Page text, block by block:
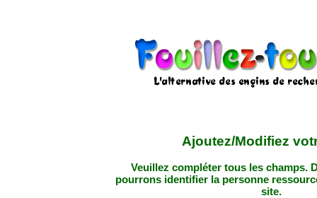
Ajoutez/Modifiez
Veuillez compléter tous les champs.
pourrons identifier la personne
site.